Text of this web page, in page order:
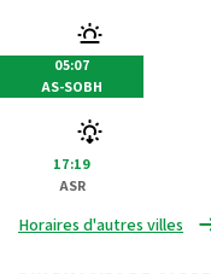
05:07
AS-SOBH
17:19
ASR
Horaires d'autres villes